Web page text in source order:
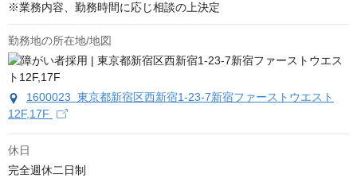
※業務内容、勤務時間に応じ相談の上決定
勤務地の所在地/地図
1600023 東京都新宿区西新宿1-23-7新宿ファーストウエスト
12F,17F
休日
完全週休二日制